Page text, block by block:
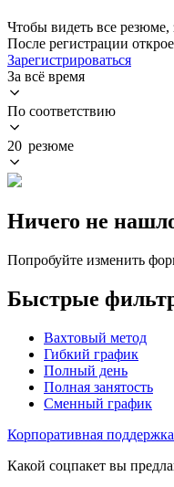
Чтобы видеть все резюме,
После регистрации
Зарегистрироваться
За всё время
По соответствию
20 резюме
Ничего не
Попробуйте изменить
Быстрые
Вахтовый метод
Гибкий график
Полный день
Полная занятость
Сменный график
Корпоративная
Какой соцпакет вы